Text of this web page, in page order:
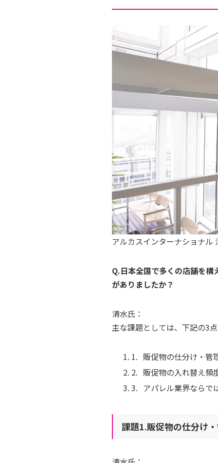
アルカスインターナショナル
Q.日本全国で多くの店舗を
がありましたか？
清水氏：
主な課題としては、下記の3
販促物の仕分け・管
販促物の入れ替え頻
アパレル業界ならで
課題1.販促物の仕分け